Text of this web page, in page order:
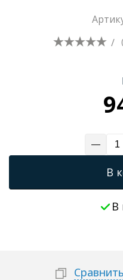
/
В
В
Сравнить